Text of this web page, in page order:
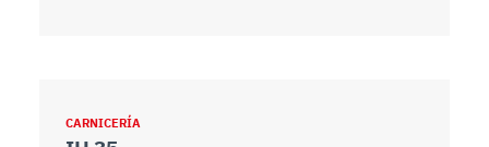
CARNICERÍA